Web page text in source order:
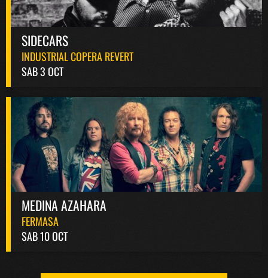
SIDECARS
INDUSTRIAL COPERA REVERT
SAB 3 OCT
MEDINA AZAHARA
FERMASA
SAB 10 OCT